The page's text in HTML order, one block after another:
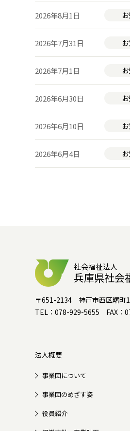
2026年8月1日
2026年7月31日
2026年7月1日
2026年6月30日
2026年6月10日
2026年6月4日
社会福祉法人
兵庫県社会
〒651-2134 神戸市西区曙町
TEL：078-929-5655 FAX：
法人概要
事業団について
事業団のめざす姿
役員紹介